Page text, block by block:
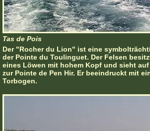
Tas de Pois
Der "Rocher du Lion" ist eine
der Pointe du Toulinguet. Der Felsen
eines Löwen mit hohem Kopf und sieht
zur Pointe de Pen Hir. Er beeindruckt mit
Torbogen.